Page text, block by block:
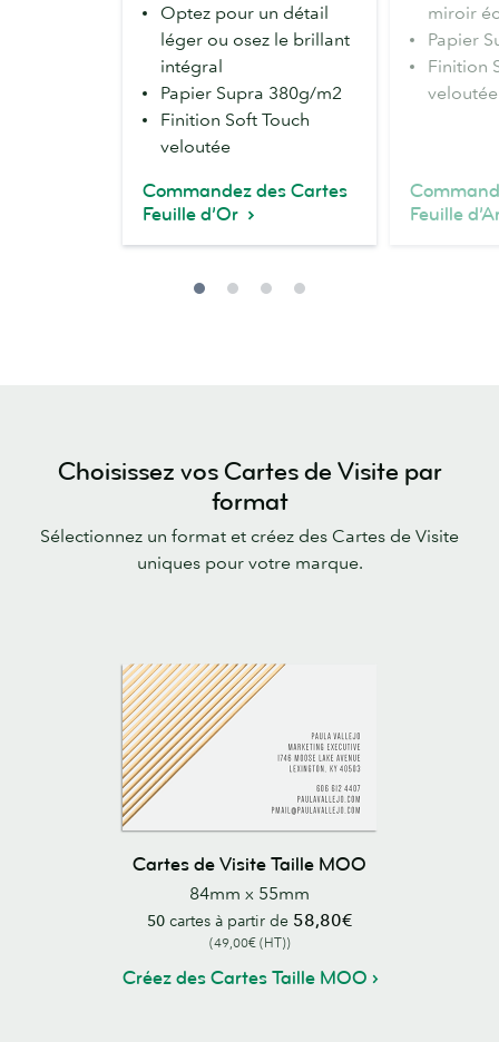
Optez pour un détail
léger ou osez le brillant
intégral
Papier Supra 380g/m2
Finition Soft Touch
veloutée
Commandez des Cartes
Feuille d’Or
miroir
Papier
Finition
veloutée
Feuille
Choisissez vos Cartes de Visite par
format
Sélectionnez un format et créez des Cartes de Visite
uniques pour votre marque.
Cartes de Visite Taille MOO
84mm x 55mm
50cartes à partir de 58,80€
(49,00€ (HT))
Créez des Cartes Taille MOO